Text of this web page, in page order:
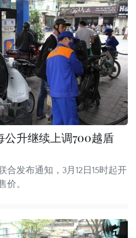
公升继续上调700越盾
合发布通知，3月12日15时起开
。